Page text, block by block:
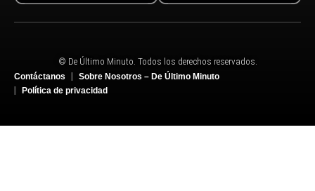
© De Último Minuto. Todos los derechos reservados.
Contáctanos
Sobre Nosotros – De Último Minuto
Política de privacidad